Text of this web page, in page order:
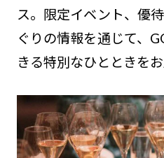
ス。限定イベント、優
ぐりの情報を通じて、
きる特別なひとときをお